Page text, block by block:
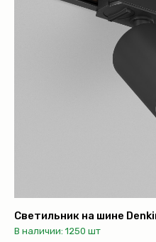
Светильник на шине
В наличии: 1250 шт